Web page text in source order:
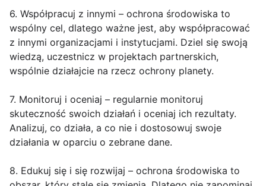
6. Współpracuj z innymi – ochrona środowiska to
wspólny cel, dlatego ważne jest, aby współpracować
z innymi organizacjami i instytucjami. Dziel się swoją
wiedzą, uczestnicz w projektach partnerskich,
wspólnie działajcie na rzecz ochrony planety.
7. Monitoruj i oceniaj – regularnie monitoruj
skuteczność swoich działań i oceniaj ich rezultaty.
Analizuj, co działa, a co nie i dostosowuj swoje
działania w oparciu o zebrane dane.
8. Edukuj się i się rozwijaj – ochrona środowiska to